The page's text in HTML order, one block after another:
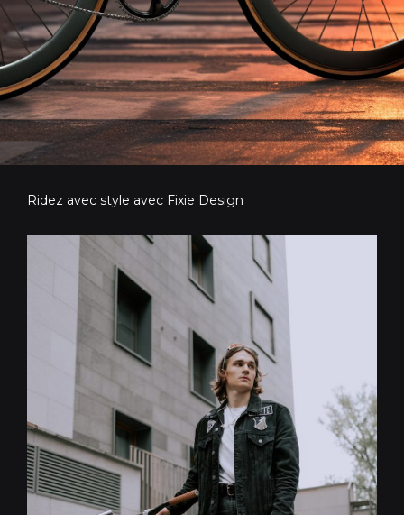
Ridez avec style avec Fixie Design